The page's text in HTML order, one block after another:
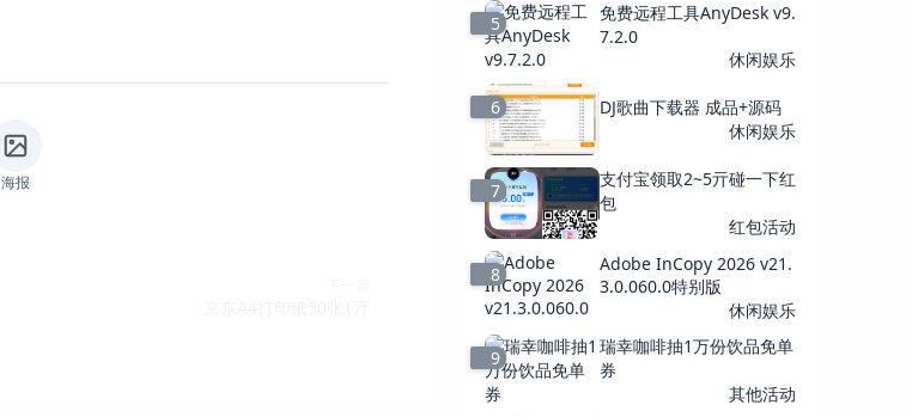
海报
5
免费远程工具AnyDesk v9.
7.2.0
休闲娱乐
6
DJ歌曲下载器 成品+源码
休闲娱乐
7
支付宝领取2~5亓碰一下红
包
红包活动
8
Adobe InCopy 2026 v21.
3.0.060.0特别版
休闲娱乐
9
瑞幸咖啡抽1万份饮品免单
券
其他活动